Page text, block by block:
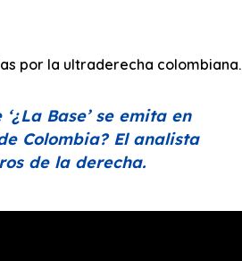
por la ultraderecha colombiana.
‘¿La Base’ se emitaen
Colombia? El analista
de la derecha.